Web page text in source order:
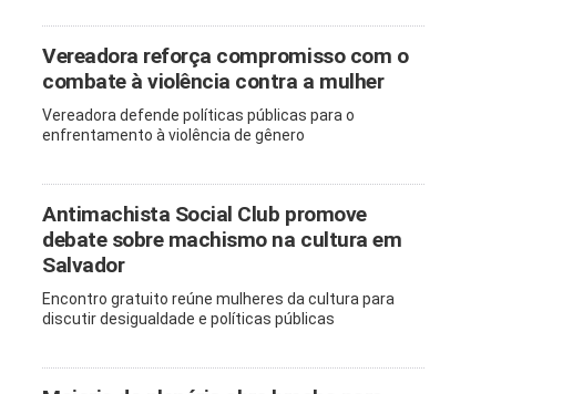
Vereadora reforça compromisso com o
combate à violência contra a mulher
Vereadora defende políticas públicas para o
enfrentamento à violência de gênero
Antimachista Social Club promove
debate sobre machismo na cultura em
Salvador
Encontro gratuito reúne mulheres da cultura para
discutir desigualdade e políticas públicas